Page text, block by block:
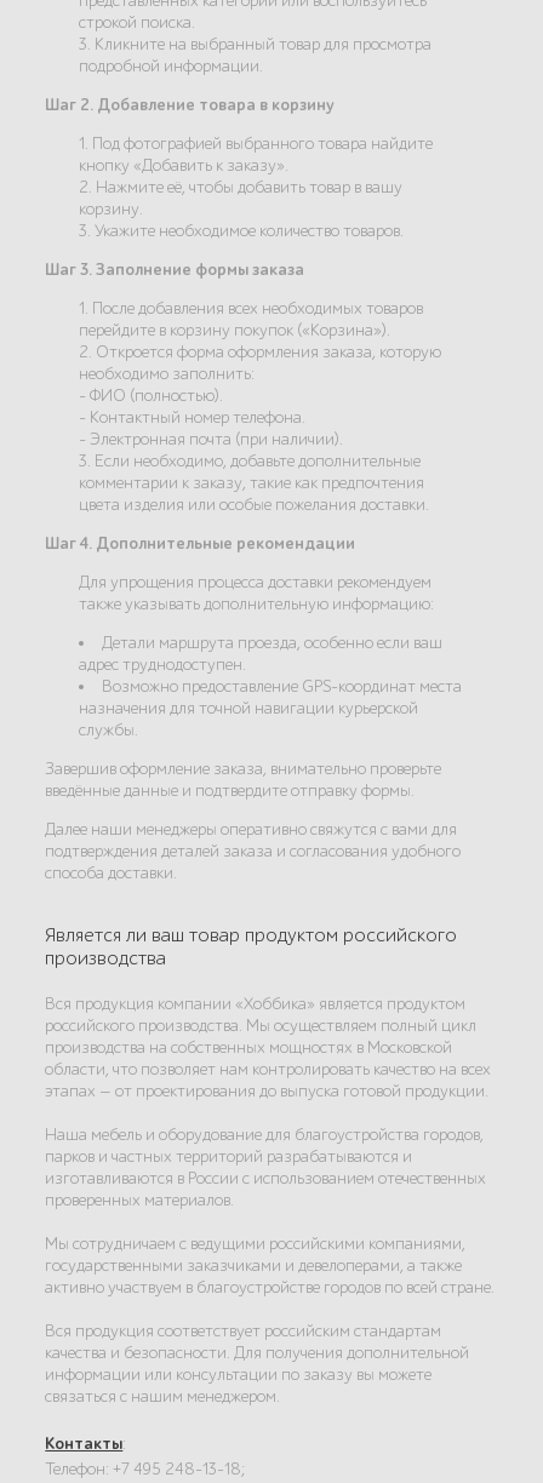
строкой поиска.
3. Кликните на выбранный товар для просмотра
подробной информации.
Шаг 2. Добавление товара в корзину
1. Под фотографией выбранного товара найдите
кнопку «Добавить к заказу».
2. Нажмите её, чтобы добавить товар в вашу
корзину.
3. Укажите необходимое количество товаров.
Шаг 3. Заполнение формы заказа
1. После добавления всех необходимых товаров
перейдите в корзину покупок («Корзина»).
2. Откроется форма оформления заказа, которую
необходимо заполнить:
- ФИО (полностью).
- Контактный номер телефона.
- Электронная почта (при наличии).
3. Если необходимо, добавьте дополнительные
комментарии к заказу, такие как предпочтения
цвета изделия или особые пожелания доставки.
Шаг 4. Дополнительные рекомендации
Для упрощения процесса доставки рекомендуем
также указывать дополнительную информацию:
Детали маршрута проезда, особенно если ваш
адрес труднодоступен.
Возможно предоставление GPS-координат места
назначения для точной навигации курьерской
службы.
Завершив оформление заказа, внимательно проверьте
введённые данные и подтвердите отправку формы.
Далее наши менеджеры оперативно свяжутся с вами для
подтверждения деталей заказа и согласования удобного
способа доставки.
Является ли ваш товар продуктом российского
производства
Вся продукция компании «Хоббика» является продуктом
российского производства. Мы осуществляем полный цикл
производства на собственных мощностях в Московской
области, что позволяет нам контролировать качество на всех
этапах — от проектирования до выпуска готовой продукции.
Наша мебель и оборудование для благоустройства городов,
парков и частных территорий разрабатываются и
изготавливаются в России с использованием отечественных
проверенных материалов.
Мы сотрудничаем с ведущими российскими компаниями,
государственными заказчиками и девелоперами, а также
активно участвуем в благоустройстве городов по всей стране.
Вся продукция соответствует российским стандартам
качества и безопасности. Для получения дополнительной
информации или консультации по заказу вы можете
связаться с нашим менеджером.
Контакты:
Телефон: +7 495 248-13-18;